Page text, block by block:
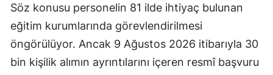
Söz konusu personelin 81 ilde ihtiyaç bulunan
eğitim kurumlarında görevlendirilmesi
öngörülüyor. Ancak 9 Ağustos 2026 itibarıyla 30
bin kişilik alımın ayrıntılarını içeren resmî başvuru